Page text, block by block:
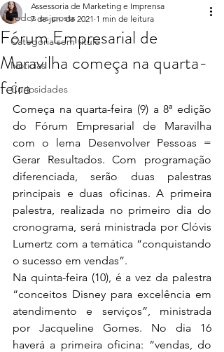
Todos os posts
Categoria sem título
Noticias
Curiosidades
Fórum Empresarial de
Maravilha começa na quarta-
feira
Assessoria de Marketing e Imprensa
7 de jun. de 2021 1 min de leitura
Começa na quarta-feira (9) a 8ª edição
do Fórum Empresarial de Maravilha
com o lema Desenvolver Pessoas =
Gerar Resultados. Com programação
diferenciada, serão duas palestras
principais e duas oficinas. A primeira
palestra, realizada no primeiro dia do
cronograma, será ministrada por Clóvis
Lumertz com a temática “conquistando
o sucesso em vendas”.
Na quinta-feira (10), é a vez da palestra
“conceitos Disney para excelência em
atendimento e serviços”, ministrada
por Jacqueline Gomes. No dia 16
haverá a primeira oficina: “vendas, do